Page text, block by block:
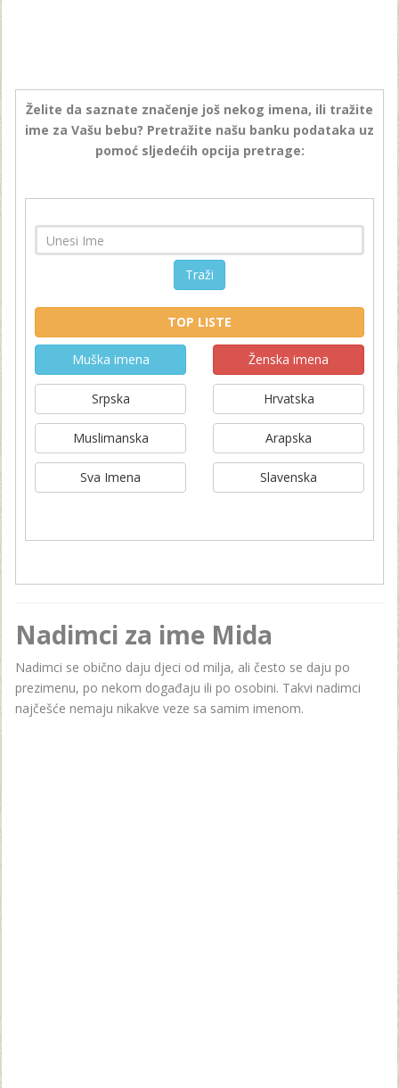
Želite da saznate značenje još nekog imena, ili tražite
ime za Vašu bebu? Pretražite našu banku podataka uz
pomoć sljedećih opcija pretrage:
Traži
TOP LISTE
Muška imena Ženska imena
Srpska Hrvatska
Muslimanska Arapska
Sva Imena Slavenska
Nadimci za ime Mida
Nadimci se obično daju djeci od milja, ali često se daju po
prezimenu, po nekom događaju ili po osobini. Takvi nadimci
najčešće nemaju nikakve veze sa samim imenom.